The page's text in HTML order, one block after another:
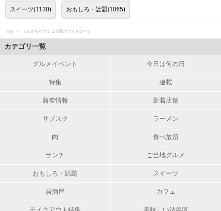
スイーツ(1130) おもしろ・話題(1065)
favy ミルク＆パフェ よつ葉ホワイトコージ
カテゴリ一覧
グルメイベント 今日は何の日
特集 連載
新着情報 新着店舗
サブスク ラーメン
肉 食べ放題
ランチ ご当地グルメ
おもしろ・話題 スイーツ
居酒屋 カフェ